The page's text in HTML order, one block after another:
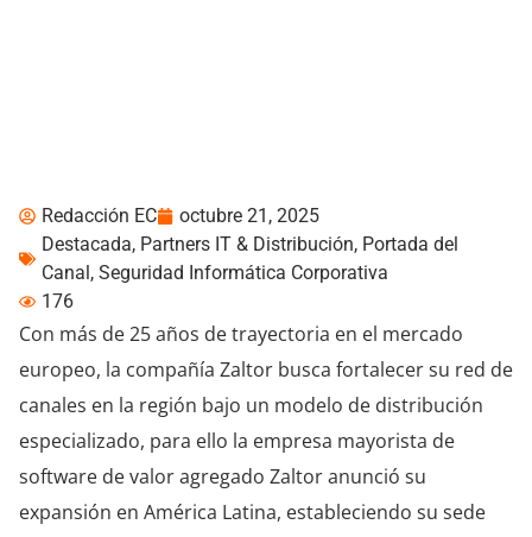
Redacción EC
octubre 21, 2025
Destacada, Partners IT & Distribución, Portada del
Canal, Seguridad Informática Corporativa
176
Con más de 25 años de trayectoria en el mercado
europeo, la compañía Zaltor busca fortalecer su red de
canales en la región bajo un modelo de distribución
especializado, para ello la empresa mayorista de
software de valor agregado Zaltor anunció su
expansión en América Latina, estableciendo su sede